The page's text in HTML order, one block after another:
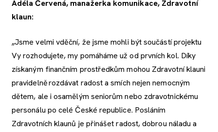
Adéla Červená, manažerka komunikace, Zdravotní
klaun:
„Jsme velmi vděční, že jsme mohli být součástí projektu
Vy rozhodujete, my pomáháme už od prvních kol. Díky
získaným finančním prostředkům mohou Zdravotní klauni
pravidelně rozdávat radost a smích nejen nemocným
dětem, ale i osamělým seniorům nebo zdravotnickému
personálu po celé České republice. Posláním
Zdravotních klaunů je přinášet radost, dobrou náladu a